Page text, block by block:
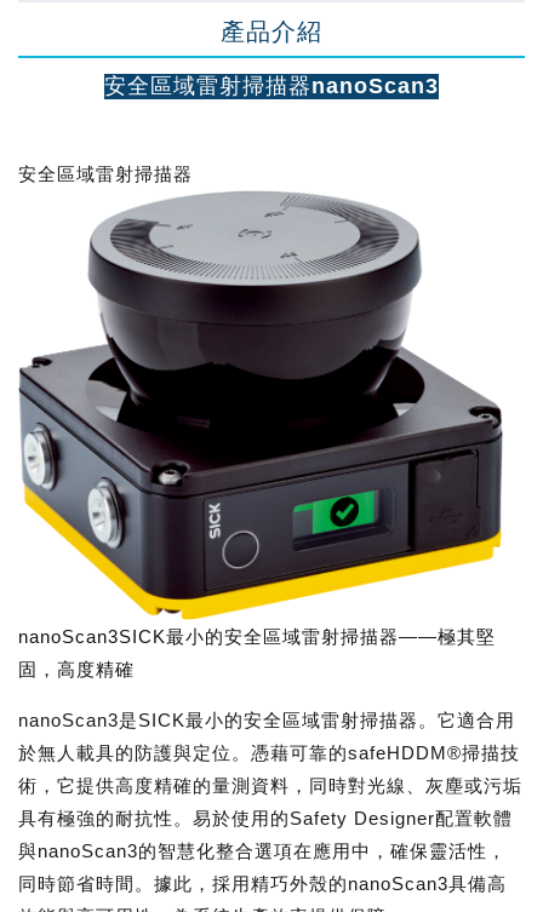
產品介紹
安全區域雷射掃描器nanoScan3
安全區域雷射掃描器
nanoScan3SICK最小的安全區域雷射掃描器——極其堅
固，高度精確
nanoScan3是SICK最小的安全區域雷射掃描器。它適合用
於無人載具的防護與定位。憑藉可靠的safeHDDM®掃描技
術，它提供高度精確的量測資料，同時對光線、灰塵或污垢
具有極強的耐抗性。易於使用的Safety Designer配置軟體
與nanoScan3的智慧化整合選項在應用中，確保靈活性，
同時節省時間。據此，採用精巧外殼的nanoScan3具備高
會員登出
填寫匯款通知